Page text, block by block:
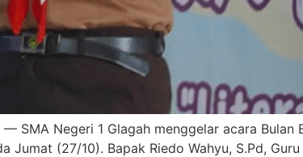
— SMA Negeri 1 Glagah menggelar acara Bulan
Jumat (27/10). Bapak Riedo Wahyu, S.Pd,